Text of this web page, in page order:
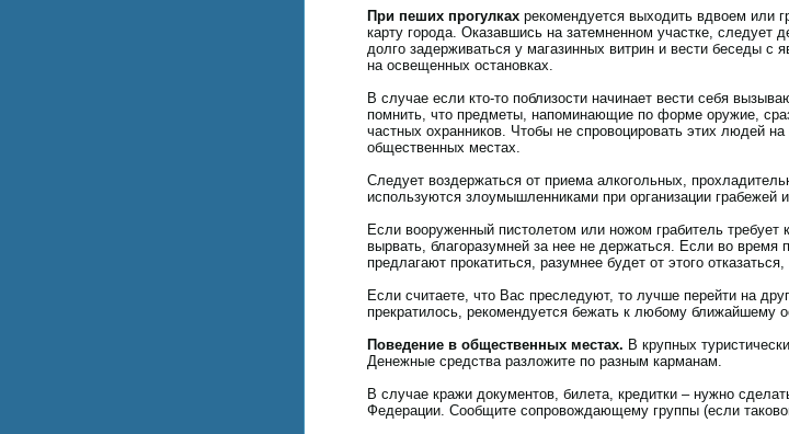
При пеших прогулках рекомендуется выходить вдвоем или
карту города. Оказавшись на затемненном участке, следует
долго задерживаться у магазинных витрин и вести беседы
на освещенных остановках.
В случае если кто-то поблизости начинает вести себя
помнить, что предметы, напоминающие по форме оружие,
частных охранников. Чтобы не спровоцировать этих людей
общественных местах.
Следует воздержаться от приема алкогольных,
используются злоумышленниками при организации грабежей
Если вооруженный пистолетом или ножом грабитель
вырвать, благоразумней за нее не держаться. Если во
предлагают прокатиться, разумнее будет от этого
Если считаете, что Вас преследуют, то лучше перейти на
прекратилось, рекомендуется бежать к любому ближайшему
Поведение в общественных местах. В крупных
Денежные средства разложите по разным карманам.
В случае кражи документов, билета, кредитки – нужно
Федерации. Сообщите сопровождающему группы (если